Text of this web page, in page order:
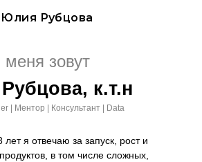
Юлия Рубцова
к.т.н
| Ментор | Консультант
| Data
меня зовут
я отвечаю за запуск, рост и
в том числе сложных,